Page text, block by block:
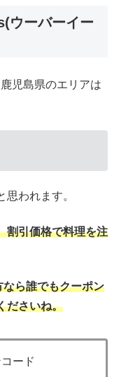
ウーバーイー
児島県のエリアは
われます。
割引価格で料理を注
ら誰でもクーポン
ださいね。
ード